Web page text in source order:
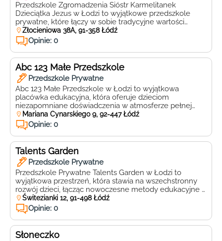
Przedszkole Zgromadzenia Sióstr Karmelitanek
Dzieciątka Jezus w Łodzi to wyjątkowe przedszkole
prywatne, które łączy w sobie tradycyjne wartości
katolickie z nowoczesnym podejściem do edukacji.
Zlokalizowane przy ulicy Złocieniowej 38A, 91-358 Łódź,
przedszkole oferuje ciepłą, rodzinną atmosferę, w której
każde dziecko może czuć się bezpiecznie i kochane. W
Przedszkolu Zgromadzenia Sióstr Karmelitanek
Dzieciątka Jezus, wykwalifikowana kadra […]
Złocieniowa 38A, 91-358 Łódź
Opinie: 0
Abc 123 Małe Przedszkole
Przedszkole Prywatne
Abc 123 Małe Przedszkole w Łodzi to wyjątkowa
placówka edukacyjna, która oferuje dzieciom
niezapomniane doświadczenia w atmosferze pełnej
ciepła, radości i bezpieczeństwa. Położone przy ulicy
Mariana Cynarskiego 9, 92-447, Łódź, przedszkole jest
idealnym miejscem, gdzie maluchy mogą rozwijać
swoje umiejętności i talenty pod okiem
wykwalifikowanej kadry pedagogicznej. W Abc 123
Małym Przedszkolu priorytetem jest wszechstronny […]
Mariana Cynarskiego 9, 92-447 Łódź
Opinie: 0
Talents Garden
Przedszkole Prywatne
Przedszkole Prywatne Talents Garden w Łodzi to
wyjątkowa przestrzeń, która stawia na wszechstronny
rozwój dzieci, łącząc nowoczesne metody edukacyjne z
ciepłą i przyjazną atmosferą. Mieści się przy ulicy
Świtezianki 12, 91-496 Łódź, w dogodnej lokalizacji, która
zapewnia łatwy dojazd zarówno samochodem, jak i
komunikacją miejską. Talents Garden to przedszkole,
które wyróżnia się indywidualnym podejściem do […]
Świtezianki 12, 91-498 Łódź
Opinie: 0
Słoneczko